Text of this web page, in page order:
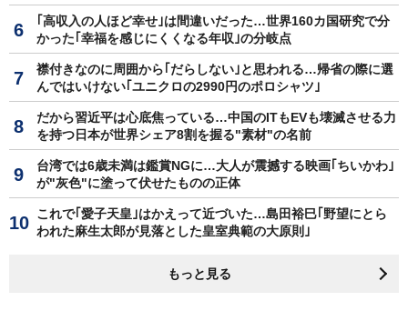
｢高収入の人ほど幸せ｣は間違いだった…世界160カ国研究で分
かった｢幸福を感じにくくなる年収｣の分岐点
襟付きなのに周囲から｢だらしない｣と思われる…帰省の際に選
んではいけない｢ユニクロの2990円のポロシャツ｣
だから習近平は心底焦っている…中国のITもEVも壊滅させる力
を持つ日本が世界シェア8割を握る"素材"の名前
台湾では6歳未満は鑑賞NGに…大人が震撼する映画｢ちいかわ｣
が"灰色"に塗って伏せたものの正体
これで｢愛子天皇｣はかえって近づいた…島田裕巳｢野望にとら
われた麻生太郎が見落とした皇室典範の大原則｣
もっと見る